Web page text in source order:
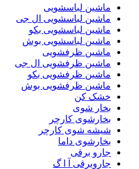
ماشین لباسشویی
ماشین لباسشویی ال جی
ماشین لباسشویی بکو
ماشین لباسشویی بوش
ماشین ظرفشویی
ماشین ظرفشویی ال جی
ماشین ظرفشویی بکو
ماشین ظرفشویی بوش
خشک کن
بخار شوی
بخارشوی کارچر
شیشه شوی کارچر
بخارشوی داما
جارو برقی
جاروبرقی آ ا گ